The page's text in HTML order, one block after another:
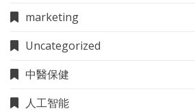
marketing
Uncategorized
中醫保健
人工智能